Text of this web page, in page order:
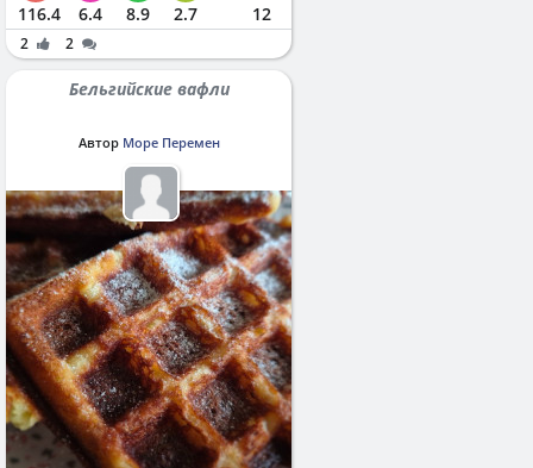
116.4 6.4 8.9 2.7 12
2 2
Бельгийские вафли
Автор Море Перемен